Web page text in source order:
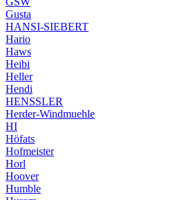
Gusta
HANSI-SIEBERT
Hario
Haws
Heibi
Heller
Hendi
HENSSLER
Herder-Windmuehle
HI
Höfats
Hofmeister
Horl
Hoover
Humble